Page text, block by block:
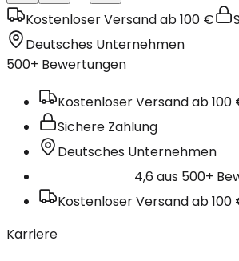
Kostenloser Versand ab 100 €
Deutsches Unternehmen
500+ Bewertungen
Kostenloser Versand ab 100
Sichere Zahlung
Deutsches Unternehmen
4,6 aus 500+
Kostenloser Versand ab 100
Karriere